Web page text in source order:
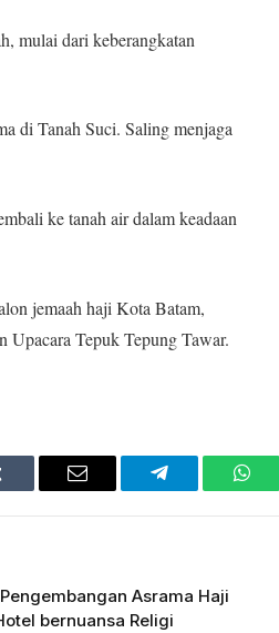
mulai dari keberangkatan
di Tanah Suci. Saling menjaga
ke tanah air dalam keadaan
jemaah haji Kota Batam,
Upacara Tepuk Tepung Tawar.
Email Telegram
Asrama Haji
bernuansa Religi